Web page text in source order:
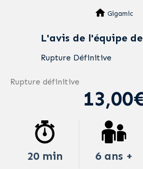
Gigamic
L'avis de l'équipe
Rupture Définitive
Rupture définitive
20 min 6 ans +